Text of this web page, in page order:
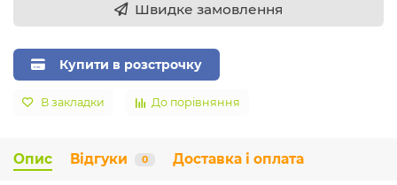
Швидке замовлення
Купити в розстрочку
В закладки До порівняння
Опис Відгуки 0 Доставка і оплата